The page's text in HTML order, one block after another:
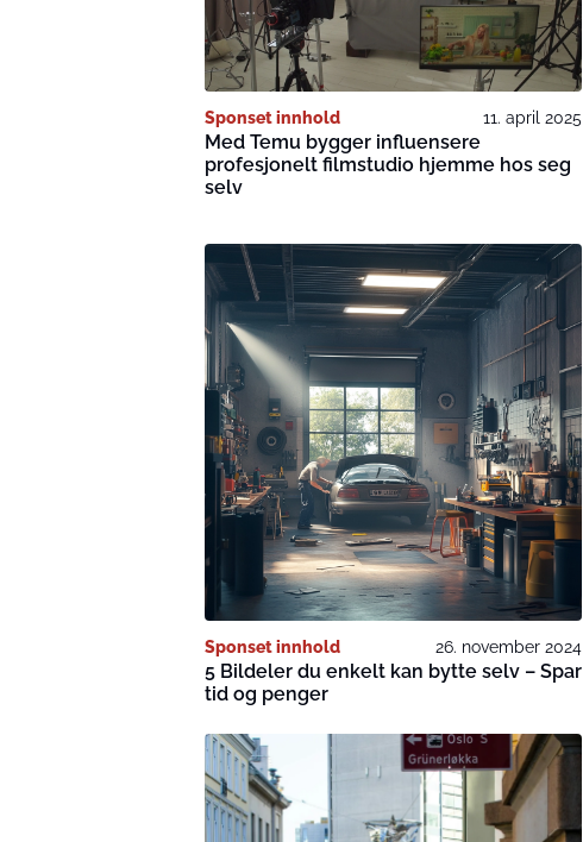
Sponset innhold 11. april 2025
Med Temu bygger influensere
profesjonelt filmstudio hjemme hos seg
selv
Sponset innhold 26. november 2024
5 Bildeler du enkelt kan bytte selv – Spar
tid og penger